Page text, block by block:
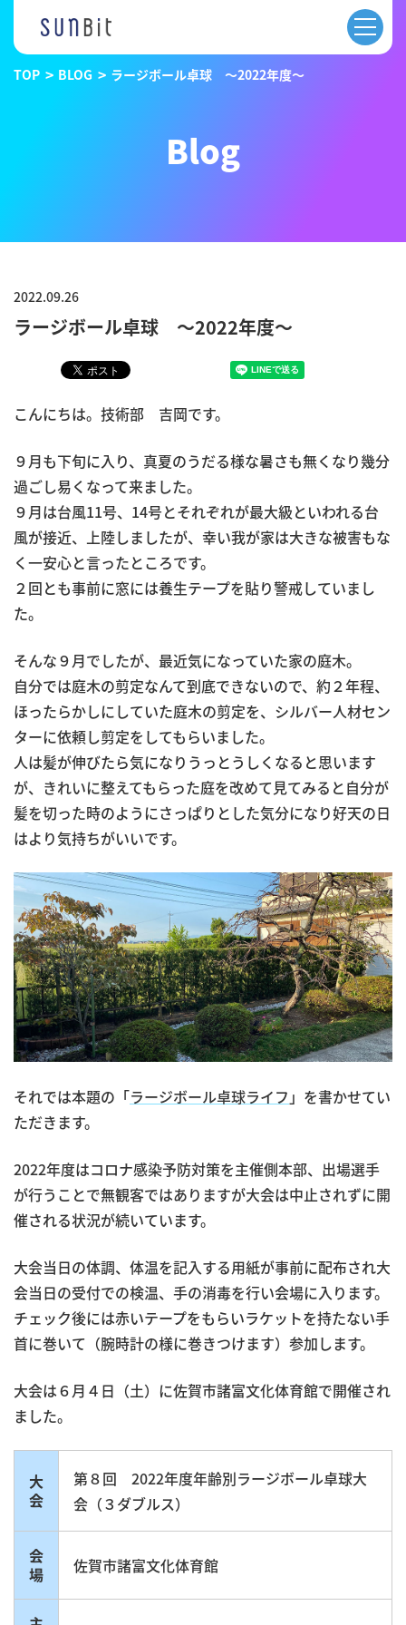
Blog
2022.09.26
ラージボール卓球 ～2022年度～
こんにちは。技術部 吉岡です。
９月も下旬に入り、真夏のうだる様な暑さも無くなり幾分
過ごし易くなって来ました。
９月は台風11号、14号とそれぞれが最大級といわれる台
風が接近、上陸しましたが、幸い我が家は大きな被害もな
く一安心と言ったところです。
２回とも事前に窓には養生テープを貼り警戒していまし
た。
そんな９月でしたが、最近気になっていた家の庭木。
自分では庭木の剪定なんて到底できないので、約２年程、
ほったらかしにしていた庭木の剪定を、シルバー人材セン
ターに依頼し剪定をしてもらいました。
人は髪が伸びたら気になりうっとうしくなると思います
が、きれいに整えてもらった庭を改めて見てみると自分が
髪を切った時のようにさっぱりとした気分になり好天の日
はより気持ちがいいです。
それでは本題の「ラージボール卓球ライフ 」を書かせてい
ただきます。
2022年度はコロナ感染予防対策を主催側本部、出場選手
が行うことで無観客ではありますが大会は中止されずに開
催される状況が続いています。
大会当日の体調、体温を記入する用紙が事前に配布され大
会当日の受付での検温、手の消毒を行い会場に入ります。
チェック後には赤いテープをもらいラケットを持たない手
首に巻いて（腕時計の様に巻きつけます）参加します。
大会は６月４日（土）に佐賀市諸富文化体育館で開催され
ました。
大
会
第８回 2022年度年齢別ラージボール卓球大
会（３ダブルス）
会
場
佐賀市諸富文化体育館
TOP BLOG ラージボール卓球 ～2022年度～